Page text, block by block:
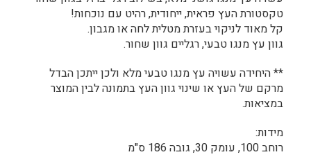
טקסטורת העץ פראית, ייחודית, רהיט עם נוכחות!
קל מאוד לניקוי בעזרת מטלית לחה או מגבון.
גוון עץ מנגו טבעי, רגליים גוון שחור.
** היחידה עשויה עץ מנגו טבעי מלא ולכן ייתכן הבדל
מרקם של העץ או שינוי גוון העץ בתמונה לבין המוצר
במציאות.
מידות:
רוחב 100, עומק 30, גובה 186 ס"מ